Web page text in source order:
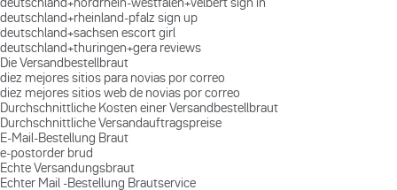
deutschland+rheinland-pfalz sign up
deutschland+sachsen escort girl
deutschland+thuringen+gera reviews
Die Versandbestellbraut
diez mejores sitios para novias por correo
diez mejores sitios web de novias por correo
Durchschnittliche Kosten einer Versandbestellbraut
Durchschnittliche Versandauftragspreise
E-Mail-Bestellung Braut
e-postorder brud
Echte Versandungsbraut
Echter Mail -Bestellung Brautservice